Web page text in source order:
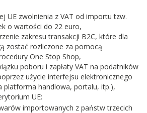
UE zwolnienia z VAT od importu tzw.
o wartości do 22 euro,
zakresu transakcji B2C, które dla
zostać rozliczone za pomocą
One Stop Shop,
poboru i zapłaty VAT na podatników
użycie interfejsu elektronicznego
platforma handlowa, portalu, itp.),
UE:
importowanych z państw trzecich